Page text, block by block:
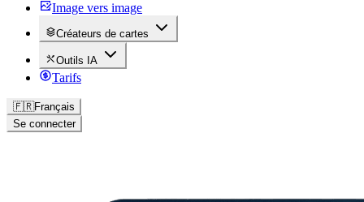
Image vers image
Créateurs de cartes
Outils IA
Tarifs
🇫🇷Français
Se connecter